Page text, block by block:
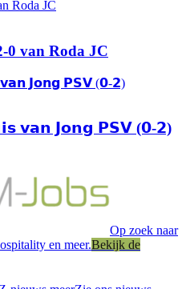
0 van Roda JC
𝘃𝗮𝗻 𝗝𝗼𝗻𝗴 𝗣𝗦𝗩 (𝟬-𝟮)
Op zoek naar
en meer.Bekijk de